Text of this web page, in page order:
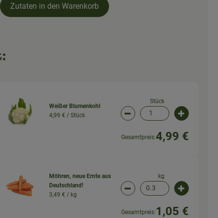
Zutaten in den Warenkorb
ändern
Weißer Blumenkohl
4,99 € / Stück
Stück
Artikelanzahl verringern
Gesamtpreis:4,99 €
ändern
Möhren, neue Ernte aus
Deutschland!
3,49 € / kg
kg
Artikelanzahl verringern
Gesamtpreis: 1,05 €